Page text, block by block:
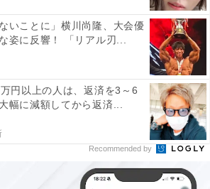
いことに」横川尚隆、大会優
姿に反響！ 「リアル刃...
円以上の人は、返済を3～6
幅に減額してから返済...
Recommended by